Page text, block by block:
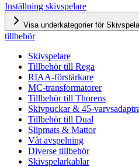
Inställning skivspelare
Visa underkategorier för
tillbehör
Skivspelare
Tillbehör till Rega
RIAA-förstärkare
MC-transformatorer
Tillbehör till Thorens
Skivpuckar & 45-
Tillbehör till Dual
Slipmats & Mattor
Våt avspelning
Diverse tillbehör
Skivspelarkablar